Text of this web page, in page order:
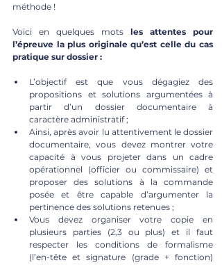
méthode !
Voici en quelques mots les attentes pour
l’épreuve la plus originale qu’est celle du cas
pratique sur dossier :
L’objectif est que vous dégagiez des
propositions et solutions argumentées à
partir d’un dossier documentaire à
caractère administratif ;
Ainsi, après avoir lu attentivement le dossier
documentaire, vous devez montrer votre
capacité à vous projeter dans un cadre
opérationnel (officier ou commissaire) et
proposer des solutions à la commande
posée et être capable d’argumenter la
pertinence des solutions retenues ;
Vous devez organiser votre copie en
plusieurs parties (2,3 ou plus) et il faut
respecter les conditions de formalisme
(l’en-tête et signature (grade + fonction)